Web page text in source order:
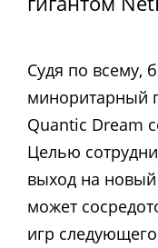
Судя по всему,
миноритарный
Quantic Dream
Целью
выход на
может
игр